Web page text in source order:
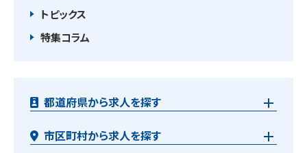
トピックス
特集コラム
都道府県から求人を探す
市区町村から求人を探す